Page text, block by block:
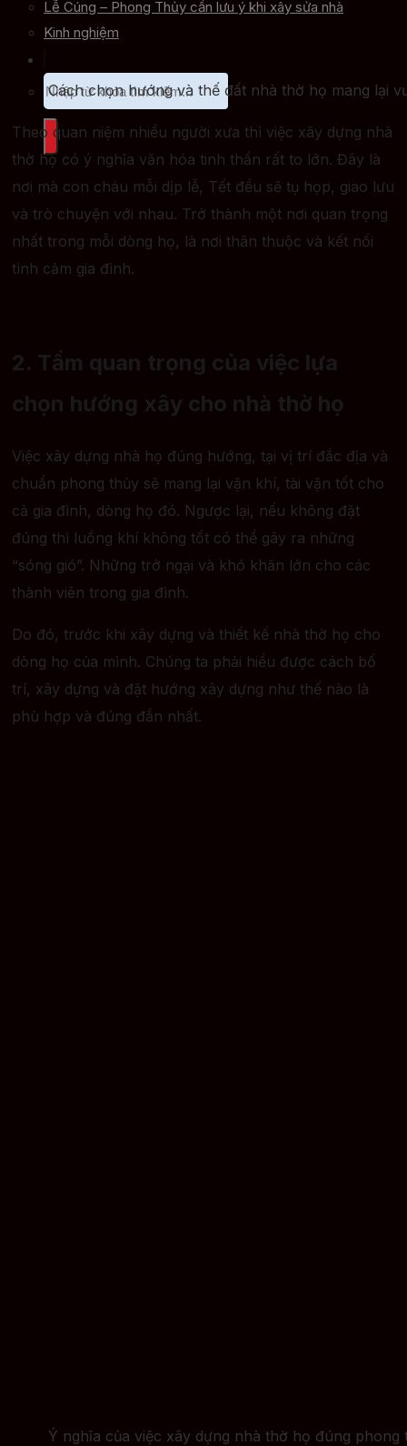
Lễ Cúng – Phong Thủy cần lưu ý khi xây sửa nhà
Kinh nghiệm
Cách chọn hướng và thế đất nhà thờ họ mang lại
Theo quan niệm nhiều người xưa thì việc xây dựng nhà
thờ họ có ý nghĩa văn hóa tinh thần rất to lớn. Đây là
nơi mà con cháu mỗi dịp lễ, Tết đều sẽ tụ họp, giao lưu
và trò chuyện với nhau. Trở thành một nơi quan trọng
nhất trong mỗi dòng họ, là nơi thân thuộc và kết nối
tình cảm gia đình.
2. Tầm quan trọng của việc lựa
chọn hướng xây cho nhà thờ họ
Việc xây dựng nhà họ đúng hướng, tại vị trí đắc địa và
chuẩn phong thủy sẽ mang lại vận khí, tài vận tốt cho
cả gia đình, dòng họ đó. Ngược lại, nếu không đặt
đúng thì luồng khí không tốt có thể gây ra những
“sóng gió”. Những trở ngại và khó khăn lớn cho các
thành viên trong gia đình.
Do đó, trước khi xây dựng và thiết kế nhà thờ họ cho
dòng họ của mình. Chúng ta phải hiểu được cách bố
trí, xây dựng và đặt hướng xây dựng như thế nào là
phù hợp và đúng đắn nhất.
Ý nghĩa của việc xây dựng nhà thờ họ đúng phong